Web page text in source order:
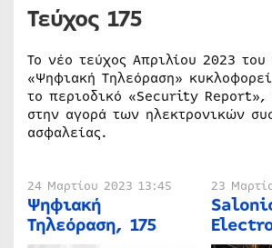
Τεύχος 175
Το νέο τεύχος Απριλίου 2023 του
«Ψηφιακή Τηλεόραση»
το περιοδικό «Security Report»,
στην αγορά των ηλεκτρονικών
ασφαλείας.
24 Μαρτίου 2023 13:45
Ψηφιακή
Τηλεόραση, 175
23